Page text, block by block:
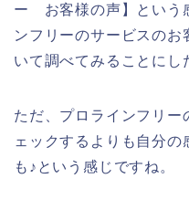
ー お客様の声】という
ンフリーのサービスのお
いて調べてみることにし
ただ、プロラインフリー
ェックするよりも自分
も♪という感じですね。